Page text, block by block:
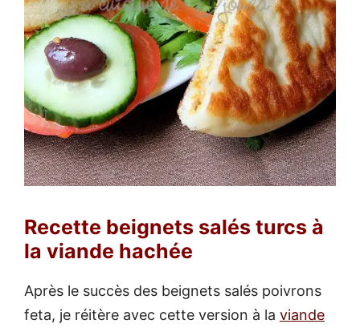
Recette beignets salés turcs à
la viande hachée
Après le succès des beignets salés poivrons
feta, je réitère avec cette version à la viande